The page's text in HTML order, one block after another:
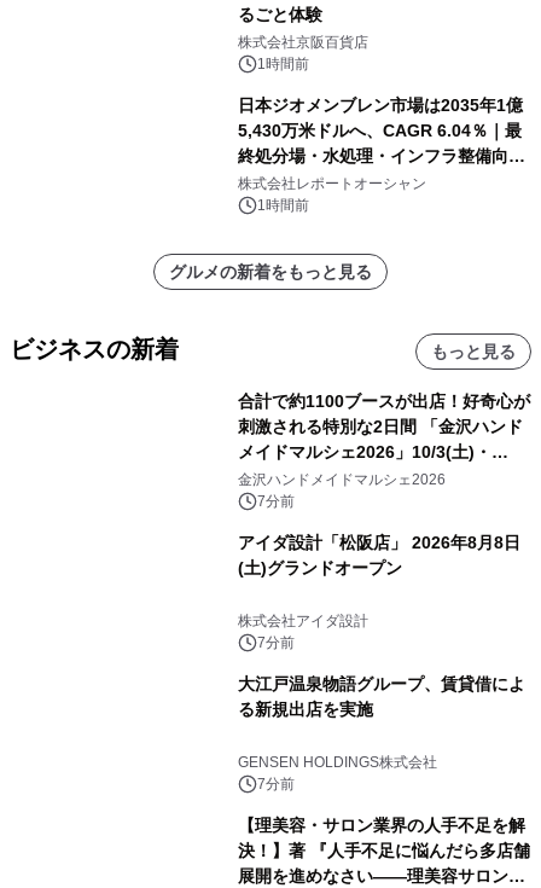
るごと体験
株式会社京阪百貨店
1時間前
日本ジオメンブレン市場は2035年1億
5,430万米ドルへ、CAGR 6.04％｜最
終処分場・水処理・インフラ整備向け
需要拡大
株式会社レポートオーシャン
1時間前
グルメの新着をもっと見る
ビジネスの新着 もっと見る
合計で約1100ブースが出店！好奇心が
刺激される特別な2日間 「金沢ハンド
メイドマルシェ2026」10/3(土)・
10/4(日)開催
金沢ハンドメイドマルシェ2026
7分前
アイダ設計「松阪店」 2026年8月8日
(土)グランドオープン
株式会社アイダ設計
7分前
大江戸温泉物語グループ、賃貸借によ
る新規出店を実施
GENSEN HOLDINGS株式会社
7分前
【理美容・サロン業界の人手不足を解
決！】著 『人手不足に悩んだら多店舗
展開を進めなさい――理美容サロン